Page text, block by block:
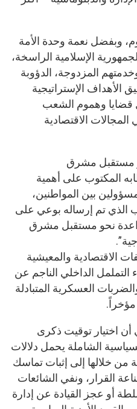
وبفضل نعمة وحدة الأمة
الإسلامية الراسخة،
المزدوجة، الدؤوبة
الأهداف الإستراتيجية
قضايا وهموم الشعب
المجالات الاقتصادية
مستقبل مشرق
المكتوب على أهمية
بين المواطنين،
الذي تم إرساله بوعي على
نحو مستقبل مشرق
الاقتصادية والمعيشية
التململ الداخلي الناجم عن
العسكرية المتبادلة
مؤخراً.
أن اختيار توقيت ذكرى
الشاملة يحمل دلالات
من خلالها إلى إثبات تماسك
القرار، ونفي الشائعات
أو عجز القيادة عن إدارة